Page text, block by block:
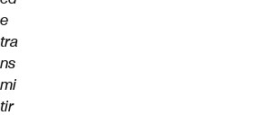
e
tra
ns
mi
tir